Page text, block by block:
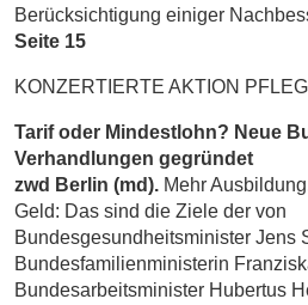
Berücksichtigung einiger
Seite 15
KONZERTIERTE AKTION
Tarif oder Mindestlohn? Neue
Verhandlungen gegründet
zwd Berlin (md). Mehr
Geld: Das sind die Ziele der von
Bundesgesundheitsminister Jens
Bundesfamilienministerin
Bundesarbeitsminister Hubertus